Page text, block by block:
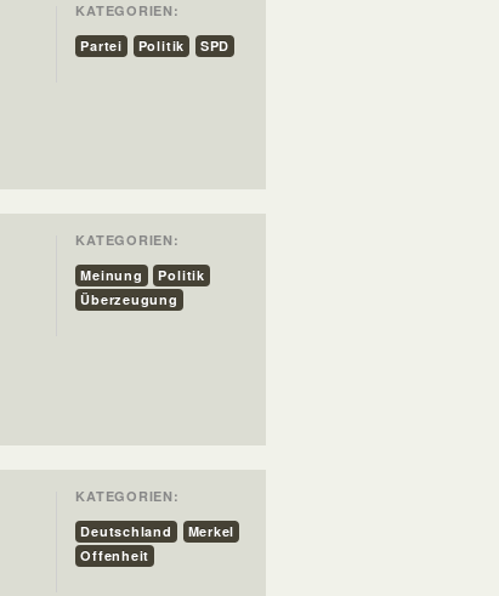
KATEGORIEN:
Partei
Politik SPD
KATEGORIEN:
Meinung
Politik
Überzeugung
KATEGORIEN:
Deutschland
Merkel
Offenheit